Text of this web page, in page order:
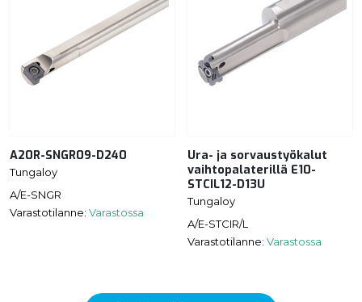
A20R-SNGR09-D240
Tungaloy
A/E-SNGR
Varastotilanne: Varastossa
Ura- ja sorvaustyökalut
vaihtopalaterillä E10-
STCIL12-D13U
Tungaloy
A/E-STCIR/L
Varastotilanne: Varastossa